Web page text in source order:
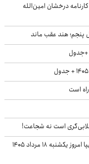
درخشان امین‌الله
پنجم؛ هند عقب ماند
است
است نه شجاعت!
تغییرات تند قیمت محصولات ایران‌خودرو و سایپا امروز یکشنبه ۱۸ مرداد ۱۴۰۵